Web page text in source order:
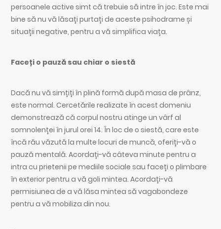
persoanele active simt că trebuie să intre în joc. Este mai
bine să nu vă lăsați purtați de aceste psihodrame și
situații negative, pentru a vă simplifica viața.
Faceți o pauză sau chiar o siestă
Dacă nu vă simțiți în plină formă după masa de prânz,
este normal. Cercetările realizate în acest domeniu
demonstrează că corpul nostru atinge un vârf al
somnolenței în jurul orei 14. În loc de o siestă, care este
încă rău văzută la multe locuri de muncă, oferiți-vă o
pauză mentală. Acordați-vă câteva minute pentru a
intra cu prietenii pe mediile sociale sau faceți o plimbare
în exterior pentru a vă goli mintea. Acordați-vă
permisiunea de a vă lăsa mintea să vagabondeze
pentru a vă mobiliza din nou.